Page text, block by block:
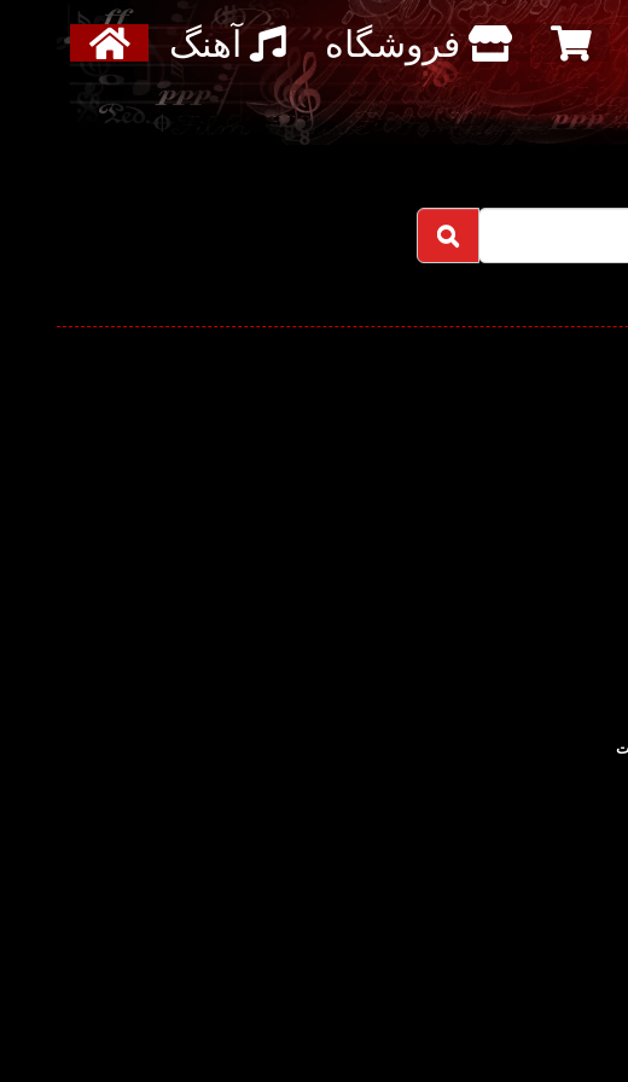
آهنگ فروشگاه